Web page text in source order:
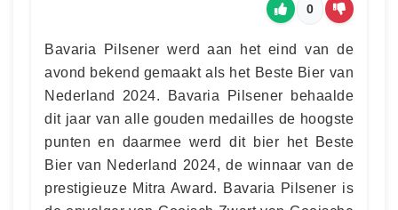
0
Bavaria Pilsener werd aan het eind van de
avond bekend gemaakt als het Beste Bier van
Nederland 2024. Bavaria Pilsener behaalde
dit jaar van alle gouden medailles de hoogste
punten en daarmee werd dit bier het Beste
Bier van Nederland 2024, de winnaar van de
prestigieuze Mitra Award. Bavaria Pilsener is